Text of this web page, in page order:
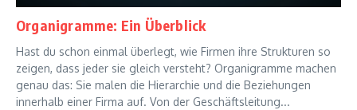
Organigramme: Ein Überblick
Hast du schon einmal überlegt, wie Firmen ihre Strukturen so
zeigen, dass jeder sie gleich versteht? Organigramme machen
genau das: Sie malen die Hierarchie und die Beziehungen
innerhalb einer Firma auf. Von der Geschäftsleitung...